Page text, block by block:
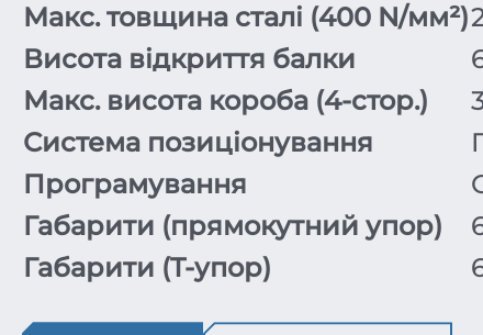
Макс. товщина сталі (400 N/мм²)
Висота відкриття балки
Макс. висота короба (4-стор.)
Система позиціонування
Програмування
Габарити (прямокутний упор)
Габарити (T-упор)